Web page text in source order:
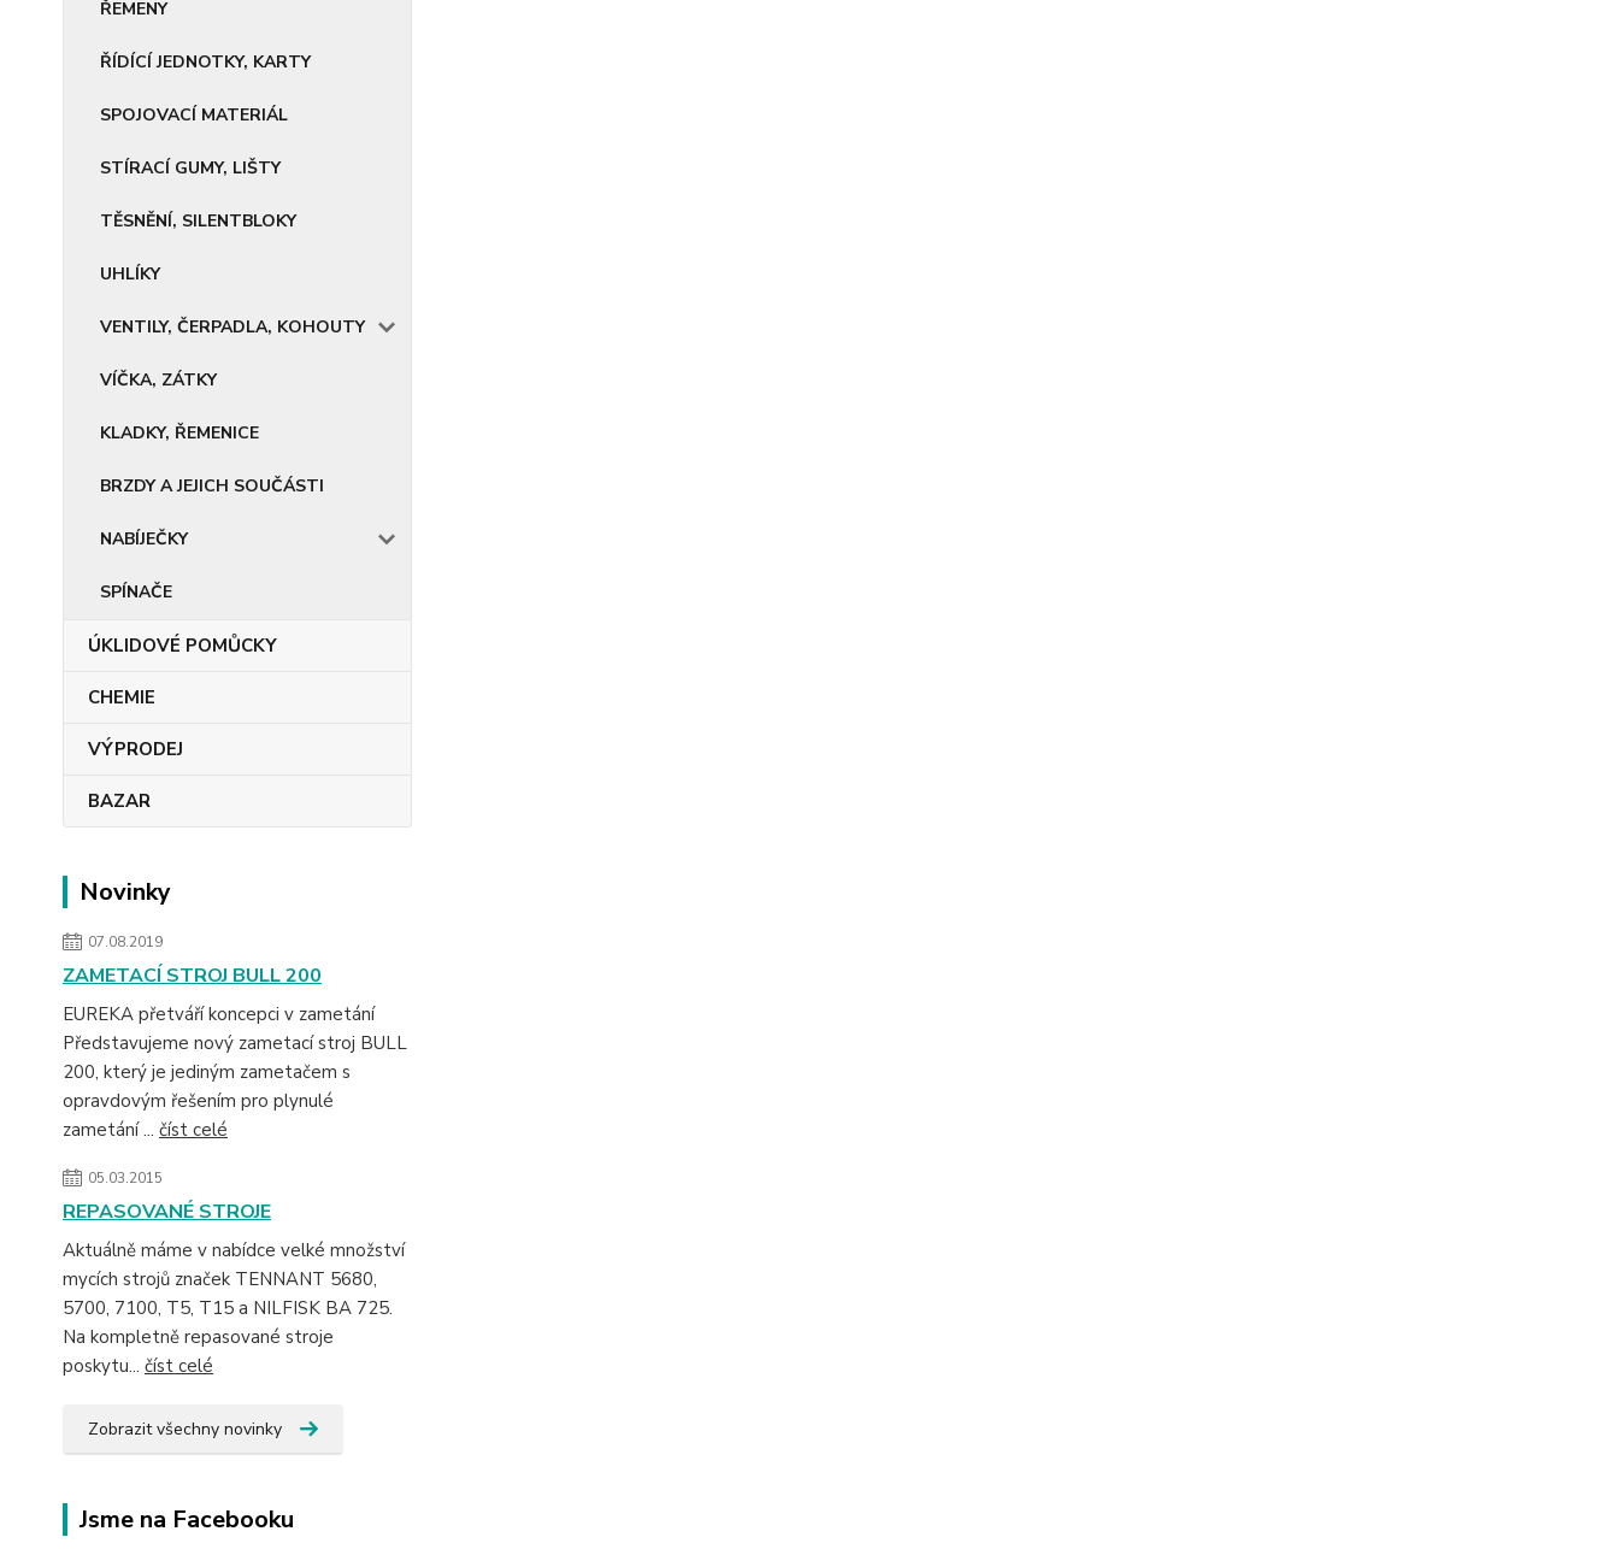
ŘEMENY
ŘÍDÍCÍ JEDNOTKY, KARTY
SPOJOVACÍ MATERIÁL
STÍRACÍ GUMY, LIŠTY
TĚSNĚNÍ, SILENTBLOKY
UHLÍKY
VENTILY, ČERPADLA, KOHOUTY
VÍČKA, ZÁTKY
KLADKY, ŘEMENICE
BRZDY A JEJICH SOUČÁSTI
NABÍJEČKY
SPÍNAČE
ÚKLIDOVÉ POMŮCKY
CHEMIE
VÝPRODEJ
BAZAR
Novinky
07.08.2019
ZAMETACÍ STROJ BULL 200
EUREKA přetváří koncepci v zametání
Představujeme nový zametací stroj BULL
200, který je jediným zametačem s
opravdovým řešením pro plynulé
zametání ... číst celé
05.03.2015
REPASOVANÉ STROJE
Aktuálně máme v nabídce velké množství
mycích strojů značek TENNANT 5680,
5700, 7100, T5, T15 a NILFISK BA 725.
Na kompletně repasované stroje
poskytu... číst celé
Zobrazit všechny novinky
Jsme na Facebooku